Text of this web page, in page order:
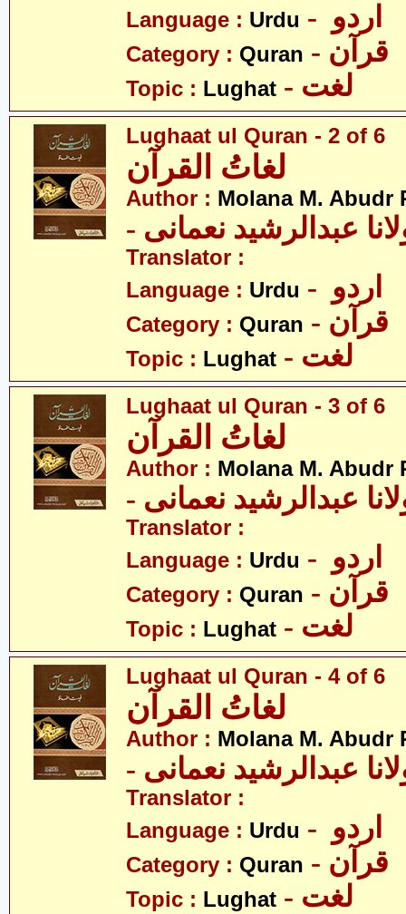
Language : Urdu
Category : Quran - قرآن
Topic : Lughat - لغت
Lughaat ul Quran - 2 of 6
لغاتُ القرآن
Author : Molana M. Abudr
عبدالرشید نعمانی
Translator :
Language : Urdu
Category : Quran - قرآن
Topic : Lughat - لغت
Lughaat ul Quran - 3 of 6
لغاتُ القرآن
Author : Molana M. Abudr
عبدالرشید نعمانی
Translator :
Language : Urdu
Category : Quran - قرآن
Topic : Lughat - لغت
Lughaat ul Quran - 4 of 6
لغاتُ القرآن
Author : Molana M. Abudr
عبدالرشید نعمانی
Translator :
Language : Urdu
Category : Quran - قرآن
Topic : Lughat - لغت